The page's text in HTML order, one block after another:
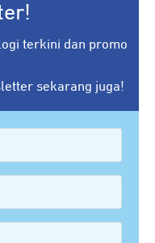
terkini dan promo
sekarang juga!